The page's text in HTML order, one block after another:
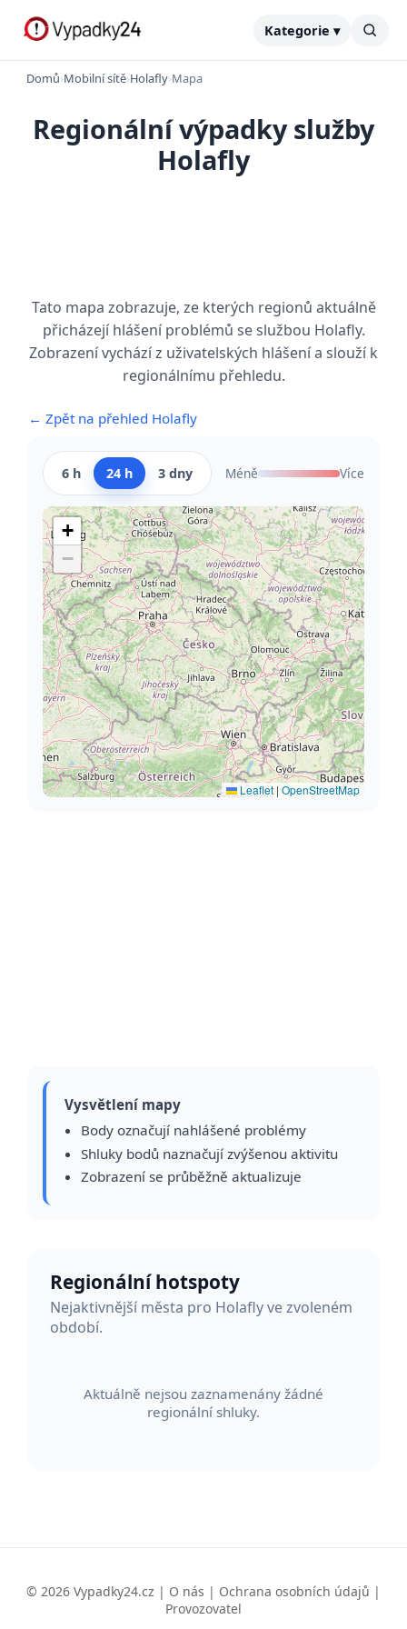
Kategorie ▾
Domů›Mobilní sítě›Holafly›Mapa
Regionální výpadky služby
Holafly
Tato mapa zobrazuje, ze kterých regionů aktuálně
přicházejí hlášení problémů se službou Holafly.
Zobrazení vychází z uživatelských hlášení a slouží k
regionálnímu přehledu.
← Zpět na přehled Holafly
6 h 24 h 3 dny Méně Více
+
−
Leaflet | OpenStreetMap
Vysvětlení mapy
Body označují nahlášené problémy
Shluky bodů naznačují zvýšenou aktivitu
Zobrazení se průběžně aktualizuje
Regionální hotspoty
Nejaktivnější města pro Holafly ve zvoleném
období.
Aktuálně nejsou zaznamenány žádné
regionální shluky.
© 2026 Vypadky24.cz | O nás | Ochrana osobních údajů |
Provozovatel